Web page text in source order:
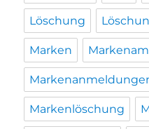
Löschung
Marken
Markenlöschung